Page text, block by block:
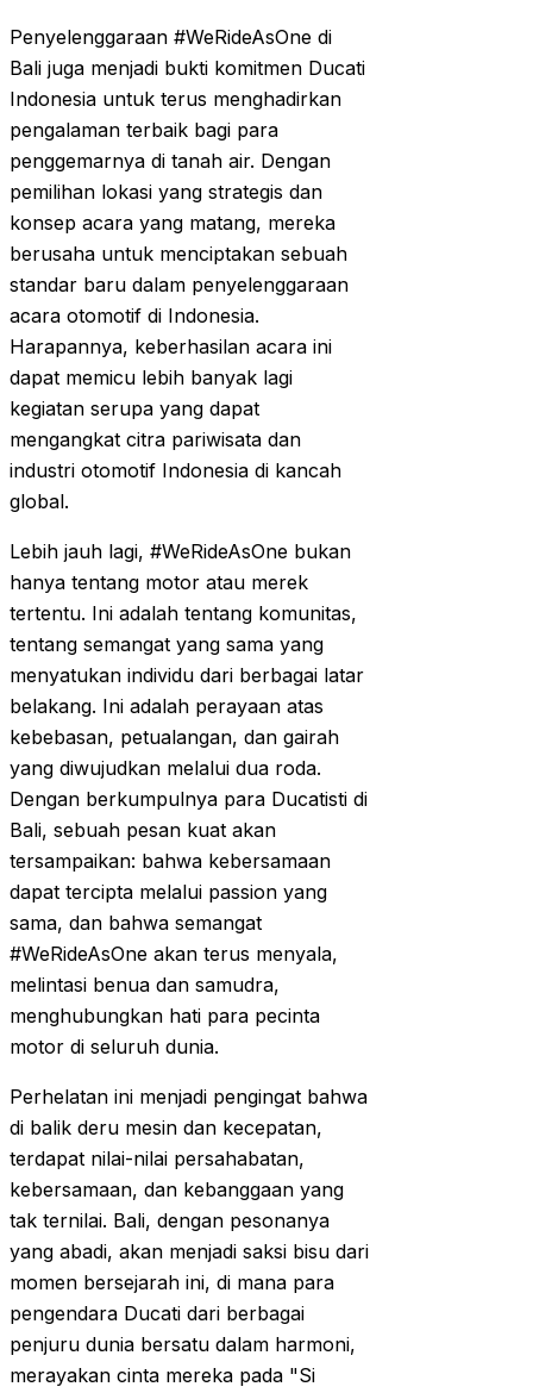
Penyelenggaraan #WeRideAsOne di
Bali juga menjadi bukti komitmen Ducati
Indonesia untuk terus menghadirkan
pengalaman terbaik bagi para
penggemarnya di tanah air. Dengan
pemilihan lokasi yang strategis dan
konsep acara yang matang, mereka
berusaha untuk menciptakan sebuah
standar baru dalam penyelenggaraan
acara otomotif di Indonesia.
Harapannya, keberhasilan acara ini
dapat memicu lebih banyak lagi
kegiatan serupa yang dapat
mengangkat citra pariwisata dan
industri otomotif Indonesia di kancah
global.
Lebih jauh lagi, #WeRideAsOne bukan
hanya tentang motor atau merek
tertentu. Ini adalah tentang komunitas,
tentang semangat yang sama yang
menyatukan individu dari berbagai latar
belakang. Ini adalah perayaan atas
kebebasan, petualangan, dan gairah
yang diwujudkan melalui dua roda.
Dengan berkumpulnya para Ducatisti di
Bali, sebuah pesan kuat akan
tersampaikan: bahwa kebersamaan
dapat tercipta melalui passion yang
sama, dan bahwa semangat
#WeRideAsOne akan terus menyala,
melintasi benua dan samudra,
menghubungkan hati para pecinta
motor di seluruh dunia.
Perhelatan ini menjadi pengingat bahwa
di balik deru mesin dan kecepatan,
terdapat nilai-nilai persahabatan,
kebersamaan, dan kebanggaan yang
tak ternilai. Bali, dengan pesonanya
yang abadi, akan menjadi saksi bisu dari
momen bersejarah ini, di mana para
pengendara Ducati dari berbagai
penjuru dunia bersatu dalam harmoni,
merayakan cinta mereka pada "Si